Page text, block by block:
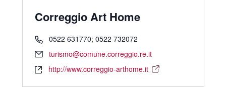
Correggio Art Home
0522 631770; 0522 732072
turismo@comune.correggio.re.it
http://www.correggio-arthome.it